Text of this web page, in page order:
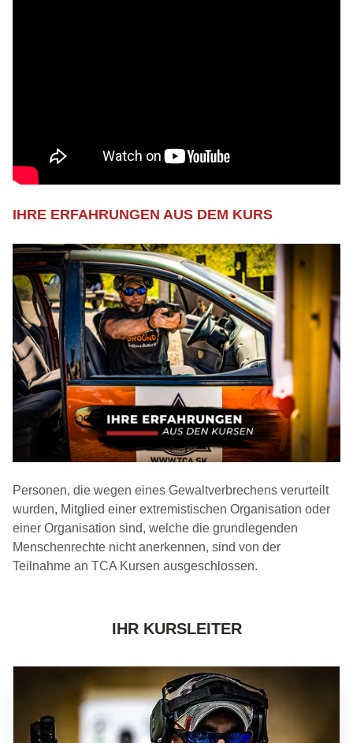
IHRE ERFAHRUNGEN AUS DEM KURS
Personen, die wegen eines Gewaltverbrechens verurteilt
wurden, Mitglied einer extremistischen Organisation oder
einer Organisation sind, welche die grundlegenden
Menschenrechte nicht anerkennen, sind von der
Teilnahme an TCA Kursen ausgeschlossen.
IHR KURSLEITER